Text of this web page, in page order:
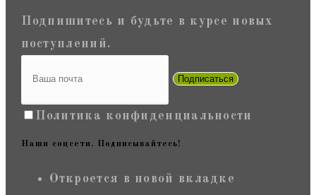
Подпишитесь и будьте в курсе новых
поступлений.
Подписаться
Политика конфиденциальности
Наши соцсети. Подписывайтесь!
Откроется в новой вкладке